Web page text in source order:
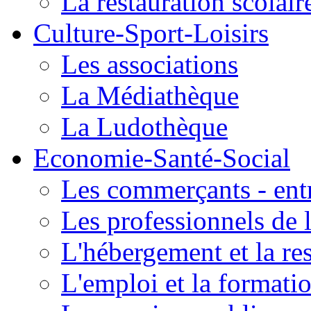
Culture-Sport-Loisirs
Les associations
La Médiathèque
La Ludothèque
Economie-Santé-Social
Les commerçants -
Les professionnels de
L'hébergement et la
L'emploi et la